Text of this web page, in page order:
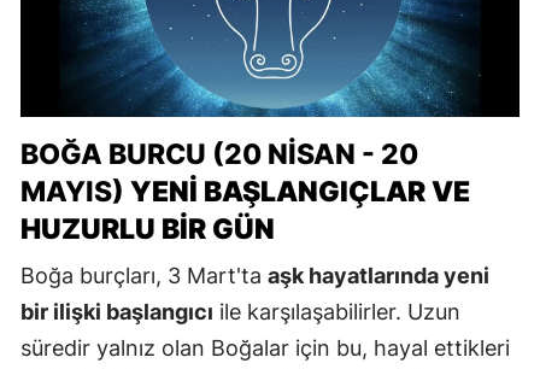
BOĞA BURCU (20 NISAN - 20
MAYIS) YENI BAŞLANGIÇLAR VE
HUZURLU BIR GÜN
Boğa burçları, 3 Mart'ta aşk hayatlarında yeni
bir ilişki başlangıcı ile karşılaşabilirler. Uzun
süredir yalnız olan Boğalar için bu, hayal ettikleri